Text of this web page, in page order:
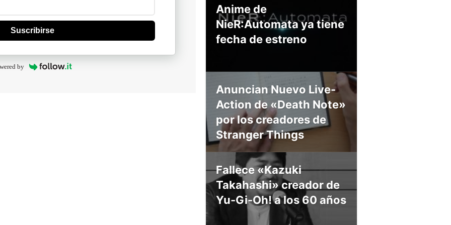
Suscribirse
by
Anime de
NieR:Automata ya tiene
fecha de estreno
Anuncian Nuevo Live-
Action de «Death Note»
por los creadores de
Stranger Things
Fallece «Kazuki
Takahashi» creador de
Yu-Gi-Oh! a los 60 años